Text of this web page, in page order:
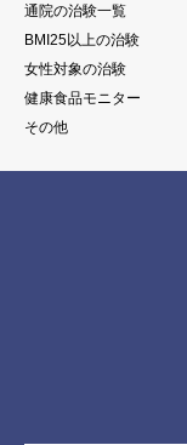
通院の治験一覧
BMI25以上の治験
女性対象の治験
健康食品モニター
その他